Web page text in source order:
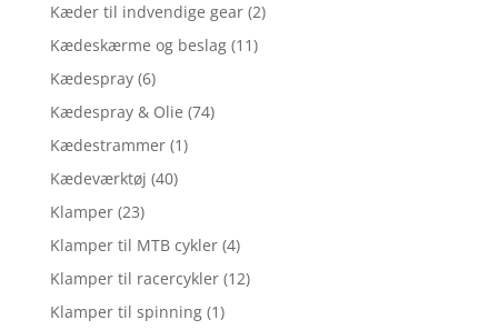
Kæder til indvendige gear (2)
Kædeskærme og beslag (11)
Kædespray (6)
Kædespray & Olie (74)
Kædestrammer (1)
Kædeværktøj (40)
Klamper (23)
Klamper til MTB cykler (4)
Klamper til racercykler (12)
Klamper til spinning (1)